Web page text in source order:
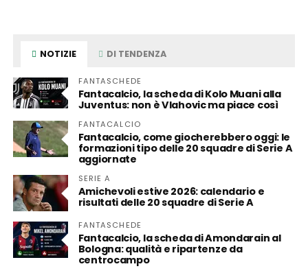
NOTIZIE DI TENDENZA
FANTASCHEDE
Fantacalcio, la scheda di Kolo Muani alla
Juventus: non è Vlahovic ma piace così
FANTACALCIO
Fantacalcio, come giocherebbero oggi: le
formazioni tipo delle 20 squadre di Serie A
aggiornate
SERIE A
Amichevoli estive 2026: calendario e
risultati delle 20 squadre di Serie A
FANTASCHEDE
Fantacalcio, la scheda di Amondarain al
Bologna: qualità e ripartenze da
centrocampo